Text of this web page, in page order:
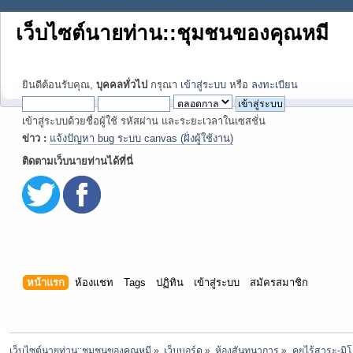
เว็บไซต์นายท่าน::ชุมชนของคุณหมี
ยินดีต้อนรับคุณ, บุคคลทั่วไป กรุณา เข้าสู่ระบบ หรือ ลงทะเบียน
เข้าสู่ระบบด้วยชื่อผู้ใช้ รหัสผ่าน และระยะเวลาในเซสชั่น
ข่าว : แจ้งปัญหา bug ระบบ canvas (ฝั่งผู้ใช้งาน)
ติดตามเว็บนายท่านได้ที่นี่
หน้าแรก ห้องแชท Tags ปฏิทิน เข้าสู่ระบบ สมัครสมาชิก
เว็บไซต์นายท่าน::ชุมชนของคุณหมี » เว็บบอร์ด » ห้องสันทนาการ » คุยไร้สาระ-มิ